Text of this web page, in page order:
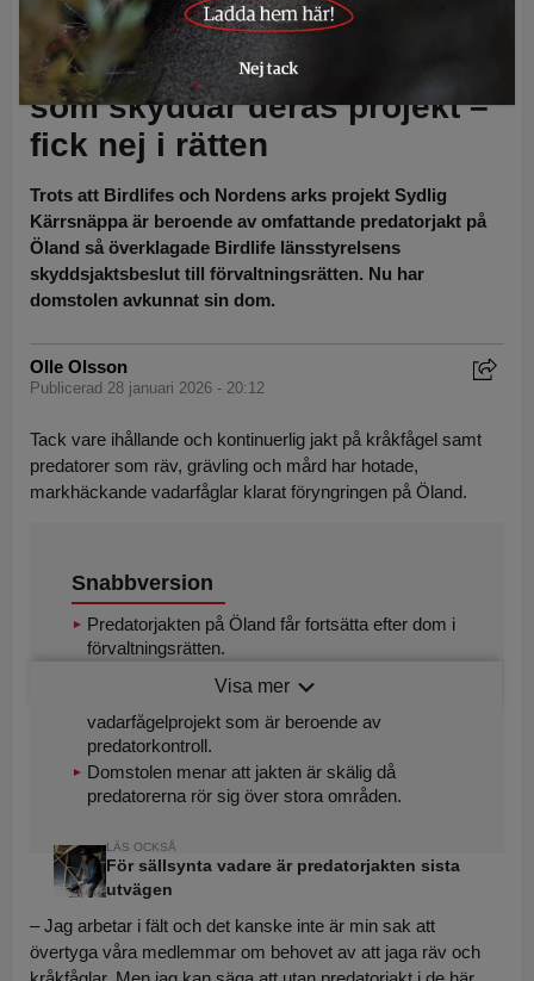
kärrsnäppa & Jan Henricson
Birdlife överklagade jakten
som skyddar deras projekt –
fick nej i rätten
Trots att Birdlifes och Nordens arks projekt Sydlig
Kärrsnäppa är beroende av omfattande predatorjakt på
Öland så överklagade Birdlife länsstyrelsens
skyddsjaktsbeslut till förvaltningsrätten. Nu har
domstolen avkunnat sin dom.
Olle Olsson
Publicerad 28 januari 2026 - 20:12
Tack vare ihållande och kontinuerlig jakt på kråkfågel samt
predatorer som räv, grävling och mård har hotade,
markhäckande vadarfåglar klarat föryngringen på Öland.
Snabbversion
Predatorjakten på Öland får fortsätta efter dom i
förvaltningsrätten.
Birdlife överklagade beslutet om utökad
skyddsjakt, trots att organisationen själva driver
vadarfågelprojekt som är beroende av
predatorkontroll.
Domstolen menar att jakten är skälig då
predatorerna rör sig över stora områden.
Visa mer
Mattias Ullman är ornitolog och projektledare för projekt
Sydlig Kärrsnäppa. Han menar predatorjakten är livsviktig för
flera arter på ön.
För sällsynta vadare är predatorjakten sista
utvägen
– Jag arbetar i fält och det kanske inte är min sak att
övertyga våra medlemmar om behovet av att jaga räv och